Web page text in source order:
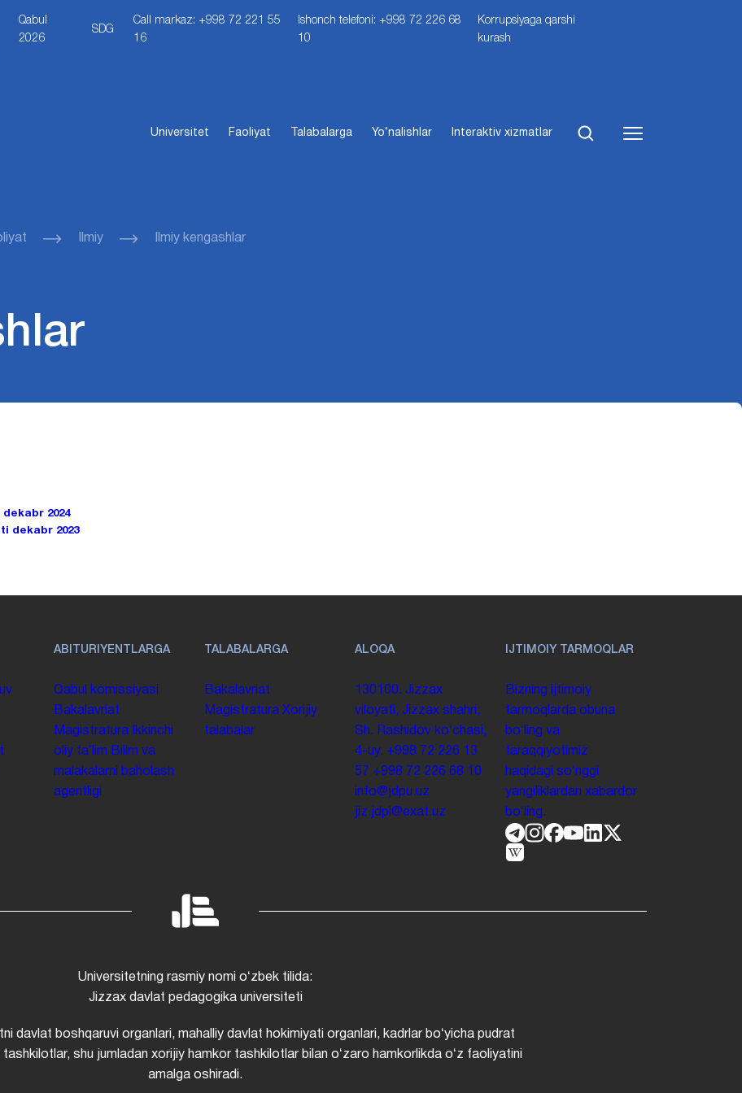
Qabul
2026
SDG
Call markaz: +998 72 221 55
16
Ishonch telefoni: +998 72 226 68
10
Korrupsiyaga qarshi
kurash
Universitet Faoliyat Talabalarga Yo‘nalishlar Interaktiv xizmatlar
Ilmiy Ilmiy kengashlar
2024
dekabr 2023
ABITURIYENTLARGA
Qabul komissiyasi
Bakalavriat
Magistratura
Ikkinchi
oliy taʼlim Bilim va
malakalarni baholash
agentligi
TALABALARGA
Bakalavriat
Magistratura Xorijiy
talabalar
ALOQA
130100. Jizzax
viloyati, Jizzax shahri,
Sh. Rashidov koʻchasi,
4-uy. +998 72 226 13
57 +998 72 226 68 10
info@jdpu.uz
jiz.jdpi@exat.uz
IJTIMOIY TARMOQLAR
Bizning ijtimoiy
tarmoqlarda obuna
boʻling va
taraqqiyotimiz
haqidagi soʻnggi
yangiliklardan xabardor
boʻling.
Universitetning rasmiy nomi oʻzbek tilida:
Jizzax davlat pedagogika universiteti
davlat boshqaruvi organlari, mahalliy davlat hokimiyati organlari, kadrlar boʻyicha pudrat
shu jumladan xorijiy hamkor tashkilotlar bilan oʻzaro hamkorlikda oʻz faoliyatini
amalga oshiradi.